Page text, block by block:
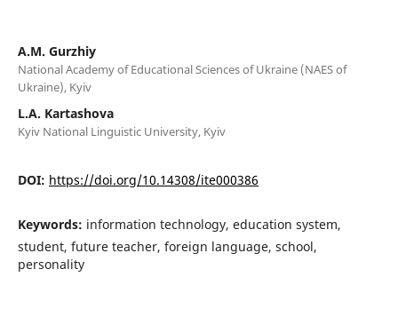
A.М. Gurzhiy
National Academy of Educational Sciences of Ukraine (NAES of
Ukraine), Kyiv
L.А. Kartashova
Kyiv National Linguistic University, Kyiv
DOI: https://doi.org/10.14308/ite000386
Keywords: information technology, education system,
student, future teacher, foreign language, school,
personality